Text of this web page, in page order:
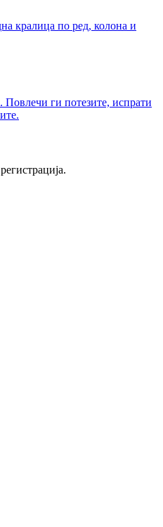
кралица по ред, колона и
Повлечи ги потезите, испрати